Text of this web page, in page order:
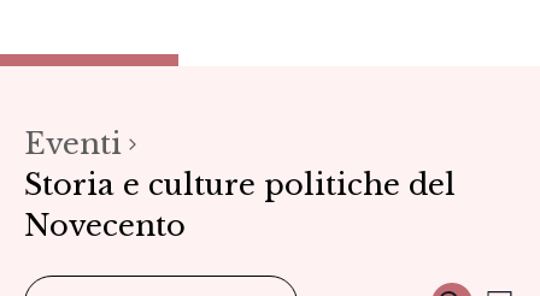
Eventi
Storia e culture politiche del
Novecento